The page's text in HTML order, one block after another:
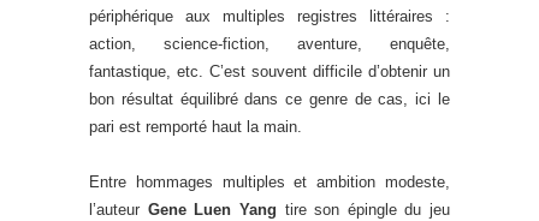
périphérique aux multiples registres littéraires :
action, science-fiction, aventure, enquête,
fantastique, etc. C’est souvent difficile d’obtenir un
bon résultat équilibré dans ce genre de cas, ici le
pari est remporté haut la main.
Entre hommages multiples et ambition modeste,
l’auteur Gene Luen Yang tire son épingle du jeu